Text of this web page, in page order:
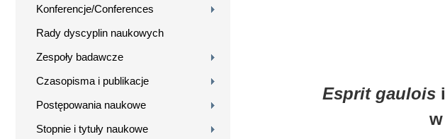
Konferencje/Conferences
Rady dyscyplin naukowych
Zespoły badawcze
Czasopisma i publikacje
Postępowania naukowe
Stopnie i tytuły naukowe
Esprit gaulois